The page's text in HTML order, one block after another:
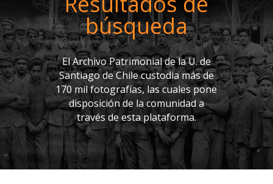
búsqueda
El Archivo Patrimonial de la U. de
Santiago de Chile custodia más de
170 mil fotografías, las cuales pone
disposición de la comunidad a
través de esta plataforma.